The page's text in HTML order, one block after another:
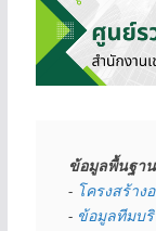
ข้อมูลพื้นฐาน
- โครงสร้าง
- ข้อมูลทีมบ